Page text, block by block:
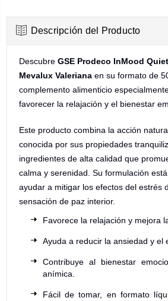
Descripción del Producto
Descubre GSE Prodeco InMood
Mevalux Valerianaen su formato de
complemento alimenticio
favorecer la relajación y el bienestar
Este producto combina la acción
conocida por sus propiedades
ingredientes de alta calidad que
calma y serenidad. Su formulación
ayudar a mitigar los efectos del estrés
sensación de paz interior.
Favorece la relajación y mejora
Ayuda a reducir la ansiedad y el
Contribuye al bienestar
anímica.
Fácil de tomar, en formato